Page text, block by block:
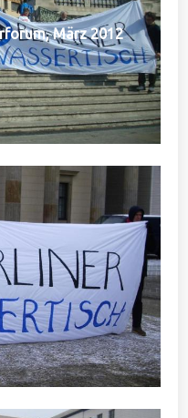
März 2012